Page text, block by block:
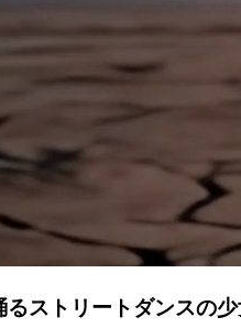
ストリートダンスの